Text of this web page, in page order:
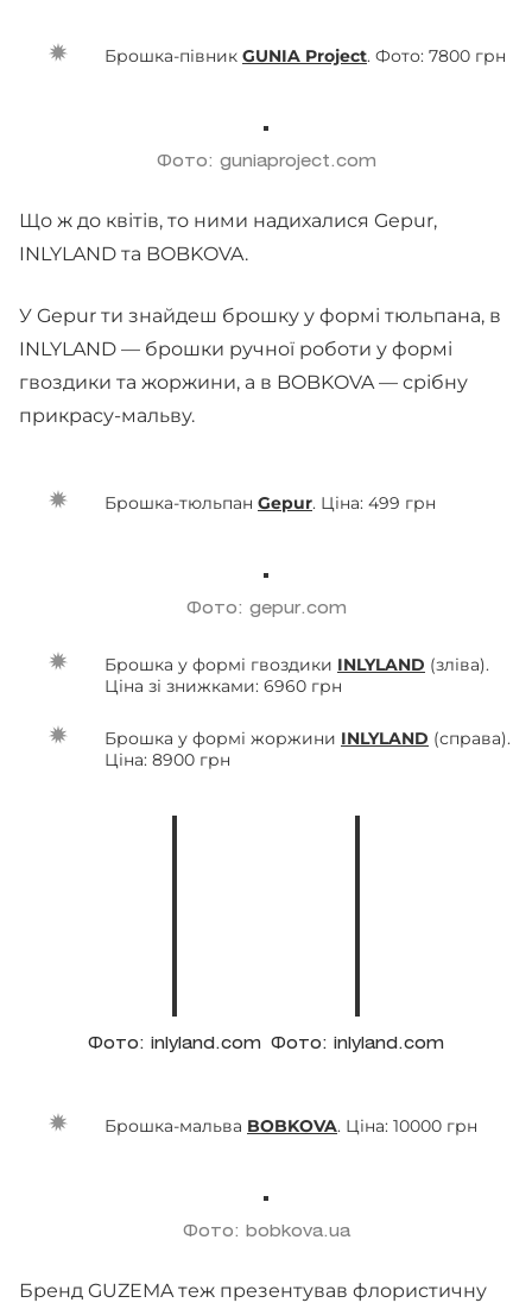
Брошка-півник GUNIA Project. Фото: 7800 грн
Фото: guniaproject.com
Що ж до квітів, то ними надихалися Gepur,
INLYLAND та BOBKOVA.
У Gepur ти знайдеш брошку у формі тюльпана, в
INLYLAND — брошки ручної роботи у формі
гвоздики та жоржини, а в BOBKOVA — срібну
прикрасу-мальву.
Брошка-тюльпан Gepur. Ціна: 499 грн
Фото: gepur.com
Брошка у формі гвоздики INLYLAND (зліва).
Ціна зі знижками: 6960 грн
Брошка у формі жоржини INLYLAND (справа).
Ціна: 8900 грн
Фото: inlyland.com Фото: inlyland.com
Брошка-мальва BOBKOVA. Ціна: 10000 грн
Фото: bobkova.ua
Бренд GUZEMA теж презентував флористичну